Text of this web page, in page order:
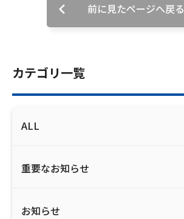
放送番組審議会議事録
ご利用約款・重要事項説明書
プライバシーポリシー
広告掲載のご案内
カテゴリ一覧
ALL
重要なお知らせ
お知らせ
前に見たページへ戻る